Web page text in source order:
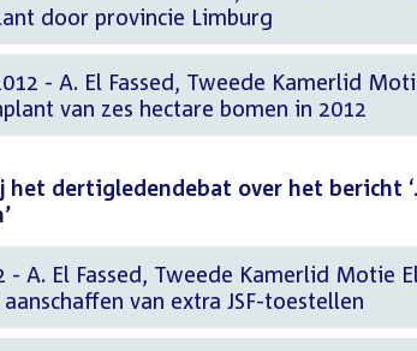
door provincie Limburg
- A. El Fassed, Tweede Kamerlid
van zes hectare bomen in 2012
dertigledendebat over het bericht
A. El Fassed, Tweede Kamerlid Motie
van extra JSF-toestellen